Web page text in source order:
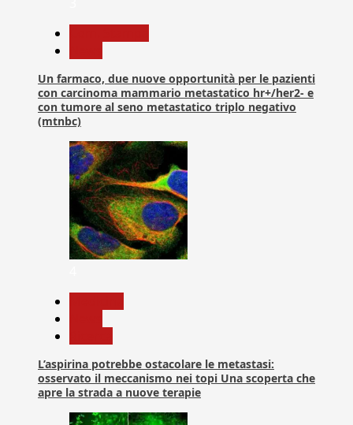
Un farmaco, due nuove opportunità per le pazienti
con carcinoma mammario metastatico hr+/her2- e
con tumore al seno metastatico triplo negativo
(mtnbc)
L’aspirina potrebbe ostacolare le metastasi:
osservato il meccanismo nei topi Una scoperta che
apre la strada a nuove terapie